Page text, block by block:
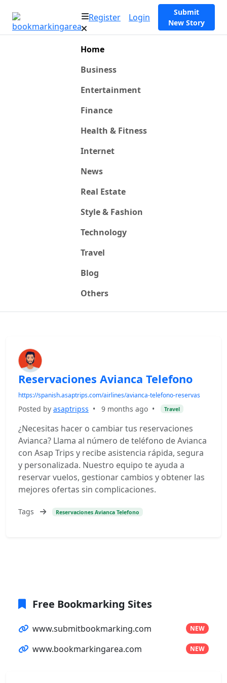
Register Login
Submit
New Story
Home
Business
Entertainment
Finance
Health & Fitness
Internet
News
Real Estate
Style & Fashion
Technology
Travel
Blog
Others
Reservaciones Avianca Telefono
https://spanish.asaptrips.com/airlines/avianca-telefono-reservas
Posted by asaptripss • 9 months ago • Travel
¿Necesitas hacer o cambiar tus reservaciones
Avianca? Llama al número de teléfono de Avianca
con Asap Trips y recibe asistencia rápida, segura
y personalizada. Nuestro equipo te ayuda a
reservar vuelos, gestionar cambios y obtener las
mejores ofertas sin complicaciones.
Tags Reservaciones Avianca Telefono
Free Bookmarking Sites
www.submitbookmarking.com NEW
www.bookmarkingarea.com NEW